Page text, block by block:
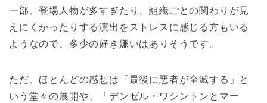
一部、登場人物が多すぎたり、組織ごとの関わりが見
えにくかったりする演出をストレスに感じる方もいる
ようなので、多少の好き嫌いはありそうです。
ただ、ほとんどの感想は「最後に悪者が全滅する」と
いう堂々の展開や、「デンゼル・ワシントンとマー